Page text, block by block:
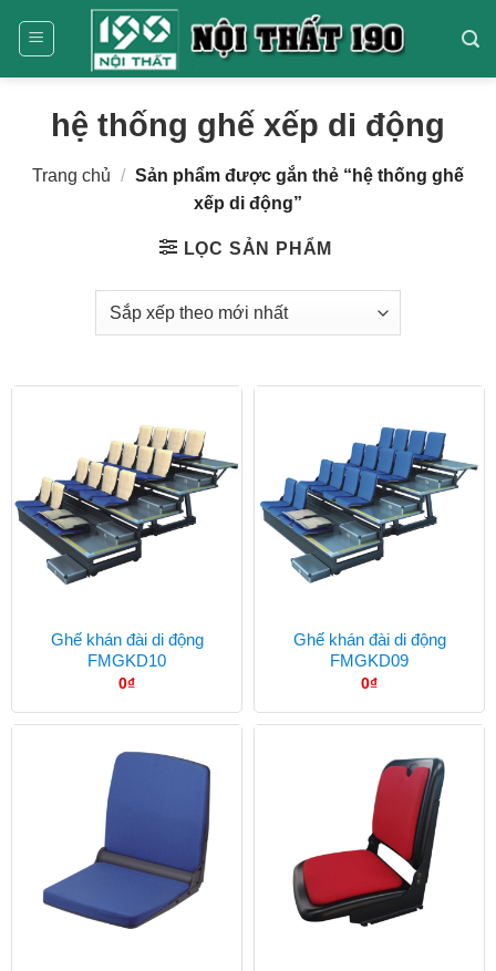
hệ thống ghế xếp di động
Trang chủ / Sản phẩm được gắn thẻ “hệ thống ghế
xếp di động”
LỌC SẢN PHẨM
Ghế khán đài di động
FMGKD10
0₫
Ghế khán đài di động
FMGKD09
0₫